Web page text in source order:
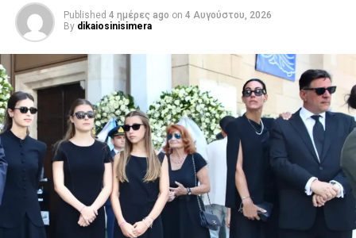
Published 4 ημέρες ago on 4 Αυγούστου, 2026
By dikaiosinisimera